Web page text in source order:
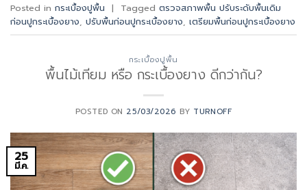
Posted in กระเบื้องปูพื้น | Tagged ตรวจสภาพพื้น ปรับระดับพื้นเดิม
ก่อนปูกระเบื้องยาง, ปรับพื้นก่อนปูกระเบื้องยาง, เตรียมพื้นก่อนปูกระเบื้องยาง
กระเบื้องปูพื้น
พื้นไม้เทียม หรือ กระเบื้องยาง ดีกว่ากัน?
POSTED ON 25/03/2026 BY TURNOFF
25
มี.ค.